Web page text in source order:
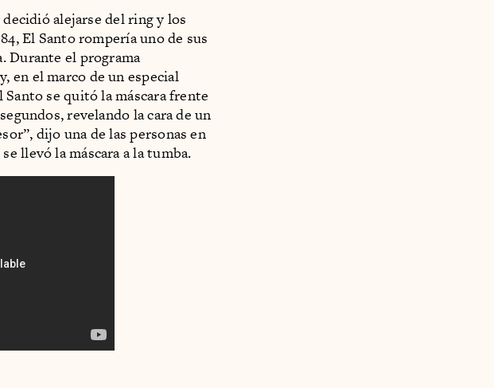
alejarse del ring y los
El Santo rompería uno de sus
Durante el programa
en el marco de un especial
se quitó la máscara frente
revelando la cara de un
dijo una de las personas en
llevó la máscara a la tumba.